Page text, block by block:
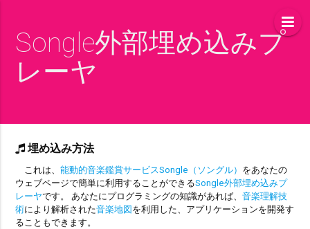
Songle外部埋め込みプ
レーヤ
埋め込み方法
これは、能動的音楽鑑賞サービスSongle（ソングル） をあなたの
ウェブページで簡単に利用することができるSongle外部埋め込みプ
レーヤです。 あなたにプログラミングの知識があれば、音楽理解技
術により解析された音楽地図を利用した、アプリケーションを開発す
ることもできます。